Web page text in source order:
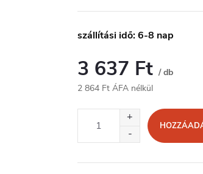
szállítási idő: 6-8 nap
3 637 Ft / db
2 864 Ft ÁFA nélkül